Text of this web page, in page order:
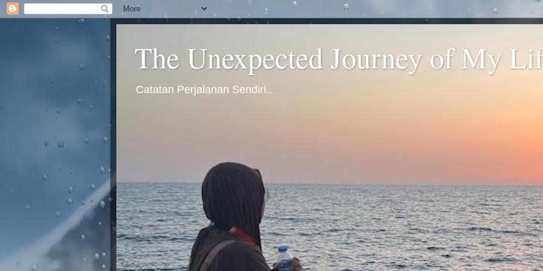
The Unexpected Journey of My
Catatan Perjalanan Sendiri..